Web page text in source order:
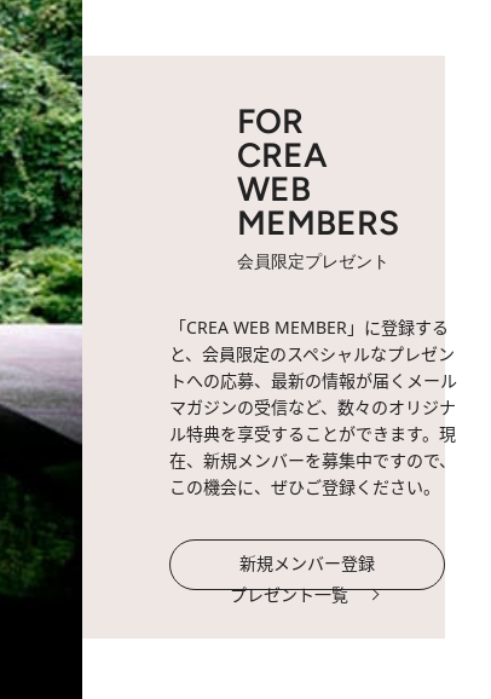
FOR
CREA
WEB
MEMBERS
会員限定プレゼント
「CREA WEB MEMBER」に登録する
と、会員限定のスペシャルなプレゼン
トへの応募、最新の情報が届くメール
マガジンの受信など、数々のオリジナ
ル特典を享受することができます。現
在、新規メンバーを募集中ですので、
この機会に、ぜひご登録ください。
新規メンバー登録
プレゼント一覧